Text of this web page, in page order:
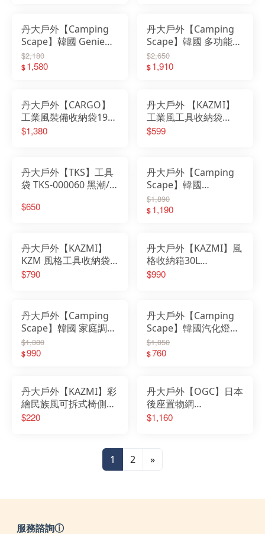
丹大戶外【Camping
Scape】韓國 Genie
Multi多功能保護硬板
收納袋M｜提袋｜工具
$2,180
$1,580
丹大戶外【Camping
Scape】韓國 多功能保
護硬板收納袋L｜裝備
袋｜防塵袋｜營槌營繩
$2,650
$1,910
丹大戶外【CARGO】
工業風裝備收納袋19L
軍綠/沙色/黑色/灰色
$1,380
丹大戶外 【KAZMI】
工業風工具收納袋
K22T3B02│露營│戶外
$599
丹大戶外【TKS】工具
袋 TKS-000060 黑潮/
營收納袋｜裝備袋｜袋
$650
丹大戶外【Camping
Scape】韓國
Peg&Hammer Case工
具收納袋 L｜提袋｜保
$1,890
$1,190
丹大戶外【KAZMI】
KZM 風格工具收納袋
K21T3B06 黑色/卡其│
$790
丹大戶外【KAZMI】風
格收納箱30L
K21T3K06 箱子│收納
$990
丹大戶外【Camping
Scape】韓國 家庭調味
料收納袋含分裝瓶｜調
味罐｜野餐袋｜保護提
$1,380
$990
丹大戶外【Camping
Scape】韓國汽化燈收
納袋S｜營燈保護袋｜
照明燈提袋｜露營燈防
$1,050
$760
丹大戶外【KAZMI】彩
繪民族風可拆式椅側置
物袋 K8T3Z002 四色│
$220
丹大戶外【OGC】日本
後座置物網
袋-60*90cm 8618 置
$1,160
1 2 »
服務諮詢ⓘ